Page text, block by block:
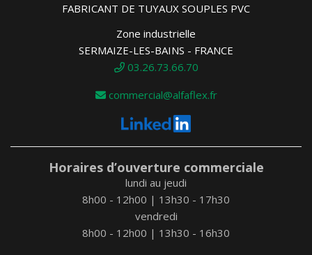
FABRICANT DE TUYAUX SOUPLES PVC
Zone industrielle
SERMAIZE-LES-BAINS - FRANCE
03.26.73.66.70
commercial@alfaflex.fr
Horaires d’ouverture commerciale
lundi au jeudi
8h00 - 12h00 | 13h30 - 17h30
vendredi
8h00 - 12h00 | 13h30 - 16h30